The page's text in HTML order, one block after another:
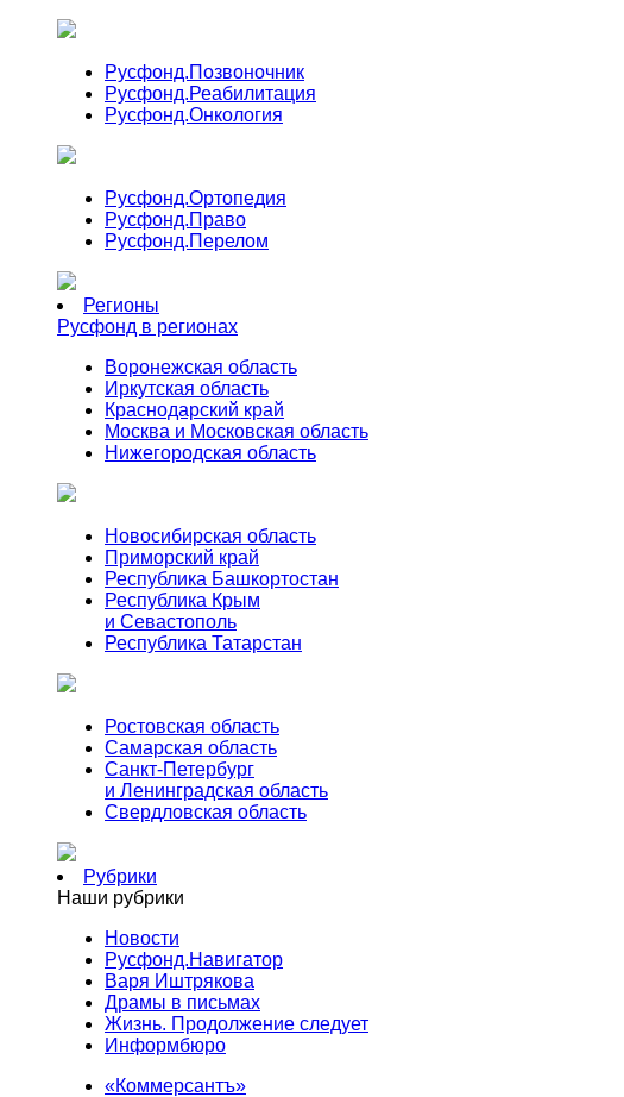
Русфонд.Позвоночник
Русфонд.Реабилитация
Русфонд.Онкология
Русфонд.Ортопедия
Русфонд.Право
Русфонд.Перелом
Регионы
Русфонд в регионах
Воронежская область
Иркутская область
Краснодарский край
Москва и Московская область
Нижегородская область
Новосибирская область
Приморский край
Республика Башкортостан
Республика Крым
и Севастополь
Республика Татарстан
Ростовская область
Самарская область
Санкт-Петербург
и Ленинградская область
Свердловская область
Рубрики
Наши рубрики
Новости
Русфонд.Навигатор
Варя Иштрякова
Драмы в письмах
Жизнь. Продолжение следует
Информбюро
«Коммерсантъ»